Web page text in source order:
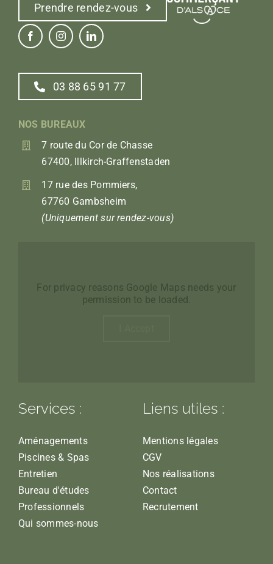
Prendre rendez-vous
03 88 65 91 77
NOS BUREAUX
7 route du Cor de Chasse
67400, Illkirch-Graffenstaden
17 rue des Pommiers,
67760 Gambsheim
(Uniquement sur rendez-vous)
For privacy reasons Google Maps needs your
permission to be loaded.
Services :
Aménagements
Piscines & Spas
Entretien
Bureau d'études
Professionnels
Qui sommes-nous
Liens utiles :
Mentions légales
CGV
Nos réalisations
Contact
Recrutement